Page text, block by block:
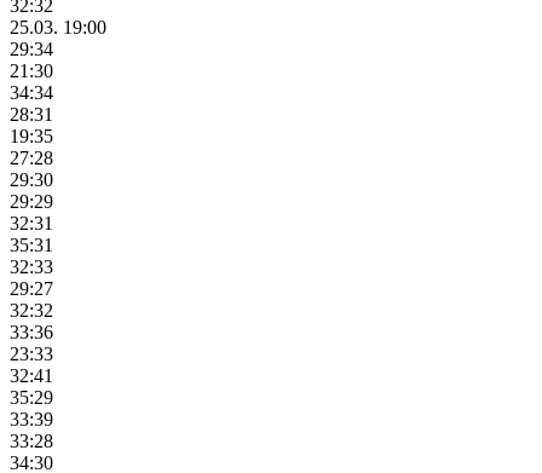
32:32
25.03. 19:00
29:34
21:30
34:34
28:31
19:35
27:28
29:30
29:29
32:31
35:31
32:33
29:27
32:32
33:36
23:33
32:41
35:29
33:39
33:28
34:30